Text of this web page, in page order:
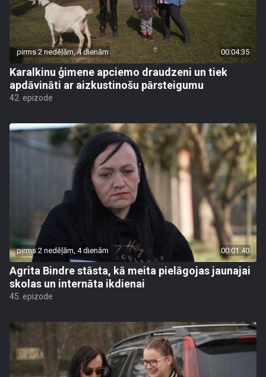
pirms 2 nedēļām, 4 dienām 00:04:35
Karalkinu ģimene apciemo draudzeni un tiek
apdāvināti ar aizkustinošu pārsteigumu
42. epizode
pirms 2 nedēļām, 4 dienām 00:01:40
Agrita Bindre stāsta, kā meita pielāgojas jaunajai
skolas un internāta ikdienai
45. epizode